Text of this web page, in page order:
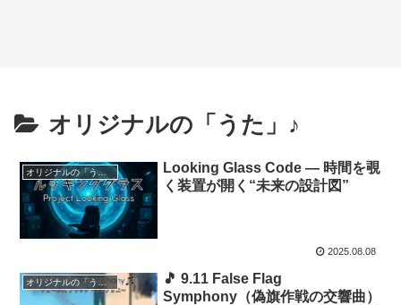
オリジナルの「うた」♪
オリジナルの「うた」♪
Looking Glass Code — 時間を覗
く装置が開く“未来の設計図”
2025.08.08
オリジナルの「うた」♪
🎵 9.11 False Flag
Symphony（偽旗作戦の交響曲）